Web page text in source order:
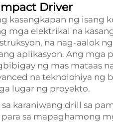
Driver
kasangkapan ng isang
mga elektrikal na
na nag-aalok
aplikasyon. Ang mga
ng mas mataas
na teknolohiya ng
lugar ng proyekto.
karaniwang drill sa
sa mapaghamong